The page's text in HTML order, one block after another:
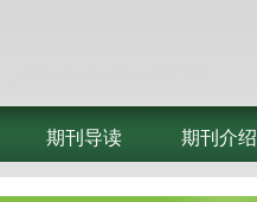
期刊导读 期刊介绍